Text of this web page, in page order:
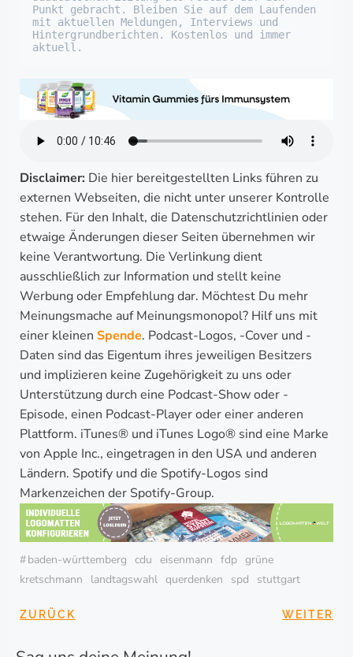
Punkt gebracht. Bleiben Sie auf dem Laufenden
mit aktuellen Meldungen, Interviews und
Hintergrundberichten. Kostenlos und immer
aktuell.
Disclaimer: Die hier bereitgestellten Links führen zu
externen Webseiten, die nicht unter unserer Kontrolle
stehen. Für den Inhalt, die Datenschutzrichtlinien oder
etwaige Änderungen dieser Seiten übernehmen wir
keine Verantwortung. Die Verlinkung dient
ausschließlich zur Information und stellt keine
Werbung oder Empfehlung dar. Möchtest Du mehr
Meinungsmache auf Meinungsmonopol? Hilf uns mit
einer kleinen Spende. Podcast-Logos, -Cover und -
Daten sind das Eigentum ihres jeweiligen Besitzers
und implizieren keine Zugehörigkeit zu uns oder
Unterstützung durch eine Podcast-Show oder -
Episode, einen Podcast-Player oder einer anderen
Plattform. iTunes® und iTunes Logo® sind eine Marke
von Apple Inc., eingetragen in den USA und anderen
Ländern. Spotify und die Spotify-Logos sind
Markenzeichen der Spotify-Group.
#baden-württemberg cdu eisenmann fdp grüne
kretschmann
landtagswahl querdenken spd stuttgart
ZURÜCK WEITER